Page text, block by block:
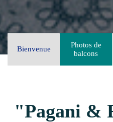
Bienvenue
Photos de
balcons
"Pagani &